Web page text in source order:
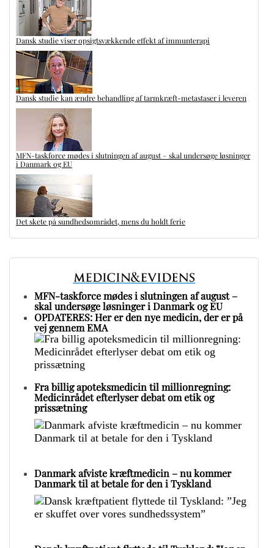
Dansk studie viser opsigtsvækkende effekt af immunterapi
Dansk studie kan ændre behandling af tarmkræft-metastaser i leveren
MFN-taskforce mødes i slutningen af august – skal undersøge løsninger
i Danmark og EU
Det skete på sundhedsområdet, mens du holdt ferie
MFN-taskforce mødes i slutningen af august –
skal undersøge løsninger i Danmark og EU
OPDATERES: Her er den nye medicin, der er på
vej gennem EMA
Fra billig apoteksmedicin til millionregning:
Medicinrådet efterlyser debat om etik og
prissætning
Danmark afviste kræftmedicin – nu kommer
Danmark til at betale for den i Tyskland